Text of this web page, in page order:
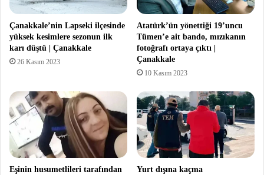
Çanakkale’nin Lapseki ilçesinde
yüksek kesimlere sezonun ilk
karı düştü | Çanakkale
26 Kasım 2023
Atatürk’ün yönettiği 19’uncu
Tümen’e ait bando, mızıkanın
fotoğrafı ortaya çıktı |
Çanakkale
10 Kasım 2023
Eşinin husumetlileri tarafından
Yurt dışına kaçma